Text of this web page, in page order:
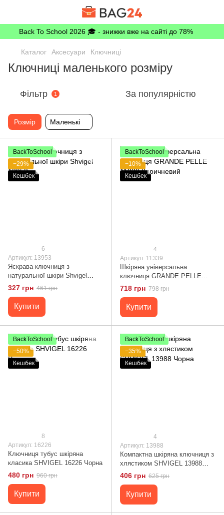
Back To School 2026 🎓 - знижки вже на сайті до 78%
Каталог Аксесуари Ключниці
Ключниці маленького розміру
Фільтр 1 За популярністю
Розмір Маленькі
BackToSchool
−29%
Кешбек
6
Артикул: 13953
Яскрава ключниця з
натуральної шкіри Shvigel
13953
327 грн 461 грн
Купити
BackToSchool
−10%
Кешбек
4
Артикул: 11339
Шкіряна універсальна
ключниця GRANDE PELLE
11339 Коричневий
718 грн 798 грн
Купити
BackToSchool
−50%
Кешбек
8
Артикул: 16226
Ключниця тубус шкіряна
класика SHVIGEL 16226 Чорна
480 грн 960 грн
Купити
BackToSchool
−35%
Кешбек
4
Артикул: 13988
Компактна шкіряна ключниця з
хлястиком SHVIGEL 13988
Чорна
406 грн 625 грн
Купити